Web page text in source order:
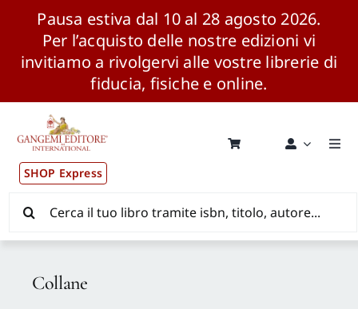
Pausa estiva dal 10 al 28 agosto 2026.
Per l’acquisto delle nostre edizioni vi
invitiamo a rivolgervi alle vostre librerie di
fiducia, fisiche e online.
contenuto
SHOP Express
Pubblicazioni
News ed Eventi
Distribuzione Wolrdwide
per:
Collane